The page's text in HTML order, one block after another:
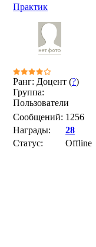
Практик
Ранг: Доцент (?)
Группа:
Пользователи
Сообщений: 1256
Награды:
28
Статус:
Offline